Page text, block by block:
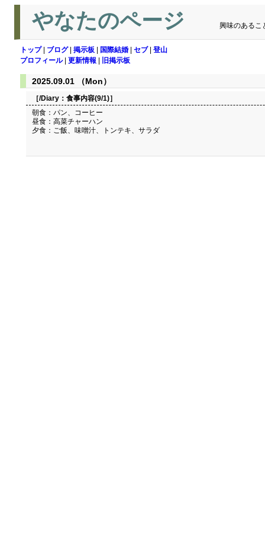
やなたのページ 興味のあるこ
トップ| ブログ| 掲示板 国際結婚 セブ| 登山
プロフィール| 更新情報 旧掲示板
2025.09.01 （Mon）
［/Diary： 食事内容(9/1)］
朝食：パン、コーヒー
昼食：高菜チャーハン
夕食：ご飯、味噌汁、トンテキ、サラダ